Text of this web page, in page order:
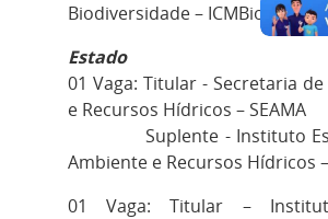
Biodiversidade – ICMBio
Estado
01 Vaga: Titular - Secretaria
e Recursos Hídricos – SEAMA
Suplente - Instituto
Ambiente e Recursos Hídricos
01 Vaga: Titular –